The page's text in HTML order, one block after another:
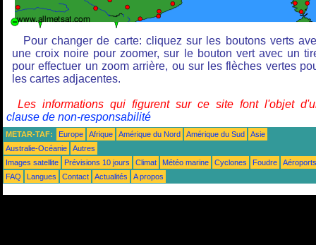
Pour changer de carte: cliquez sur les boutons verts
une croix noire pour zoomer, sur le bouton vert avec un
pour effectuer un zoom arrière, ou sur les flèches vertes
les cartes adjacentes.
Les informations qui figurent sur ce site font l'objet
clause de non-responsabilité
METAR-TAF: Europe Afrique Amérique du Nord Amérique du Sud
Asie
Australie-Océanie
Autres
Images satellite
Prévisions 10 jours Climat Météo marine Cyclones Foudre
Aéroports
FAQ
Langues Contact Actualités A propos